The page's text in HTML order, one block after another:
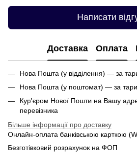
Написати
Доставка Оплата
Нова Пошта (у відділення) — за
Нова Пошта (у поштомат) — за
Кур'єром Нової Пошти на Вашу
перевізника
Більше інформації про доставку
Онлайн-оплата банківською карткою
Безготівковий розрахунок на ФОП